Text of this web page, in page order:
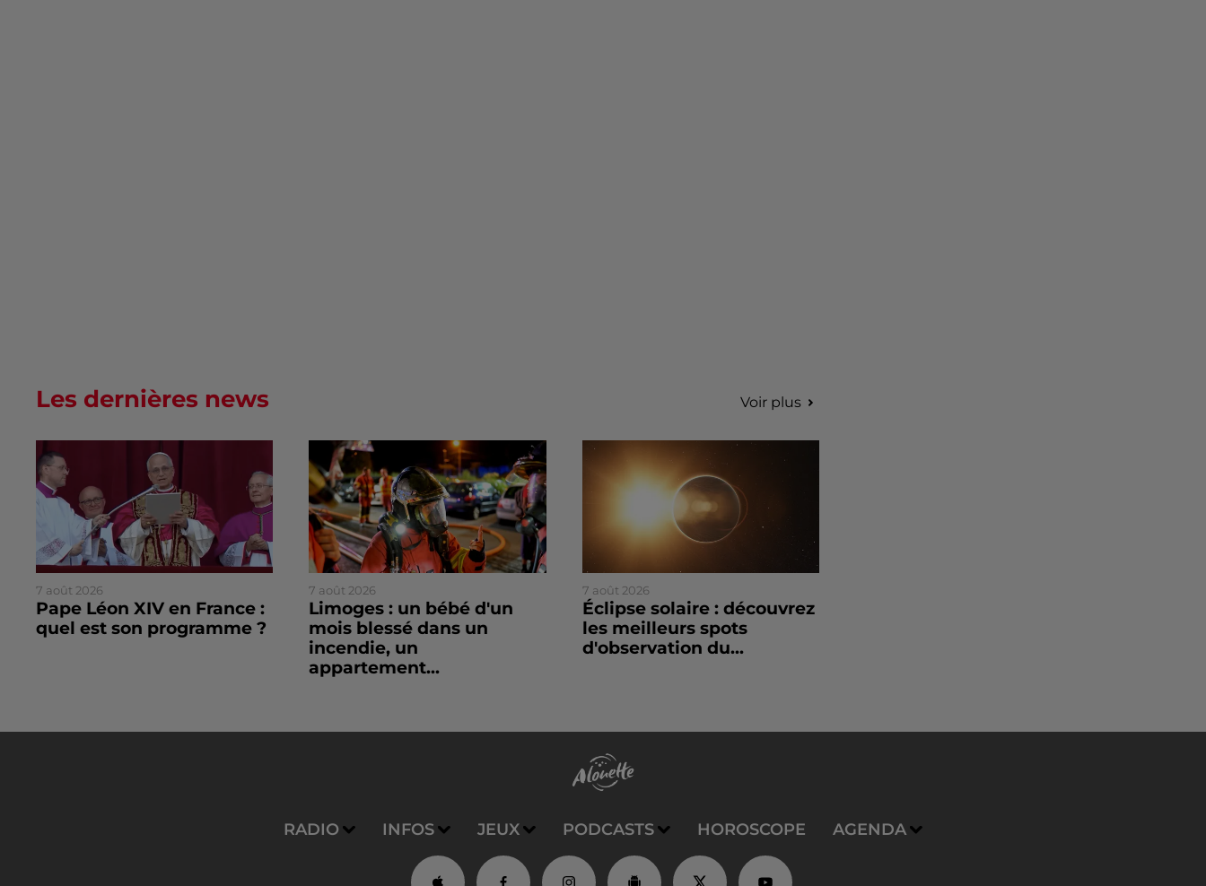
Les dernières news Voir plus
7 août 2026
Pape Léon XIV en France :
quel est son programme ?
7 août 2026
Limoges : un bébé d'un
mois blessé dans un
incendie, un
appartement...
7 août 2026
Éclipse solaire : découvrez
les meilleurs spots
d'observation du...
RADIO INFOS JEUX PODCASTS HOROSCOPE AGENDA